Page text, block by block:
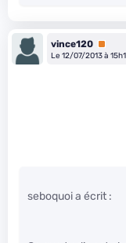
vince120 Premium
Le 12/07/2013 à
seboquoi a écrit :